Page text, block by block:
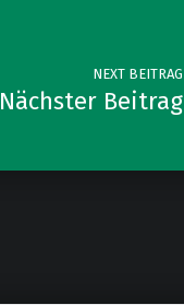
NEXT BEITRAG
Nächster Beitrag